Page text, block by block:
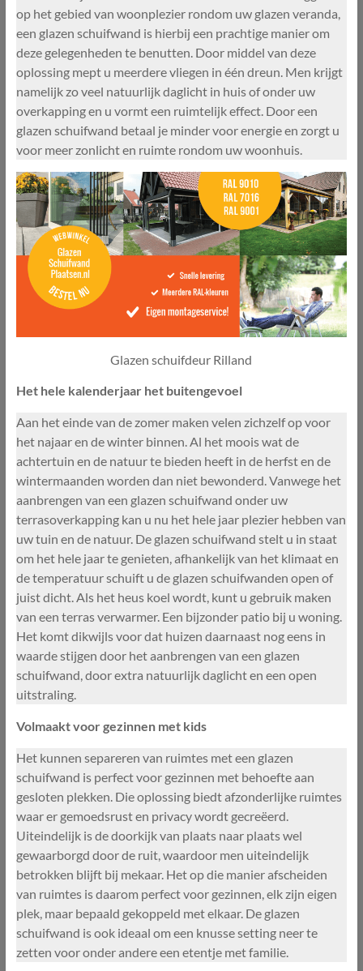
op het gebied van woonplezier rondom uw glazen veranda,
een glazen schuifwand is hierbij een prachtige manier om
deze gelegenheden te benutten. Door middel van deze
oplossing mept u meerdere vliegen in één dreun. Men krijgt
namelijk zo veel natuurlijk daglicht in huis of onder uw
overkapping en u vormt een ruimtelijk effect. Door een
glazen schuifwand betaal je minder voor energie en zorgt u
voor meer zonlicht en ruimte rondom uw woonhuis.
Glazen schuifdeur Rilland
Het hele kalenderjaar het buitengevoel
Aan het einde van de zomer maken velen zichzelf op voor
het najaar en de winter binnen. Al het moois wat de
achtertuin en de natuur te bieden heeft in de herfst en de
wintermaanden worden dan niet bewonderd. Vanwege het
aanbrengen van een glazen schuifwand onder uw
terrasoverkapping kan u nu het hele jaar plezier hebben van
uw tuin en de natuur. De glazen schuifwand stelt u in staat
om het hele jaar te genieten, afhankelijk van het klimaat en
de temperatuur schuift u de glazen schuifwanden open of
juist dicht. Als het heus koel wordt, kunt u gebruik maken
van een terras verwarmer. Een bijzonder patio bij u woning.
Het komt dikwijls voor dat huizen daarnaast nog eens in
waarde stijgen door het aanbrengen van een glazen
schuifwand, door extra natuurlijk daglicht en een open
uitstraling.
Volmaakt voor gezinnen met kids
Het kunnen separeren van ruimtes met een glazen
schuifwand is perfect voor gezinnen met behoefte aan
gesloten plekken. Die oplossing biedt afzonderlijke ruimtes
waar er gemoedsrust en privacy wordt gecreëerd.
Uiteindelijk is de doorkijk van plaats naar plaats wel
gewaarborgd door de ruit, waardoor men uiteindelijk
betrokken blijft bij mekaar. Het op die manier afscheiden
van ruimtes is daarom perfect voor gezinnen, elk zijn eigen
plek, maar bepaald gekoppeld met elkaar. De glazen
schuifwand is ook ideaal om een knusse setting neer te
zetten voor onder andere een etentje met familie.